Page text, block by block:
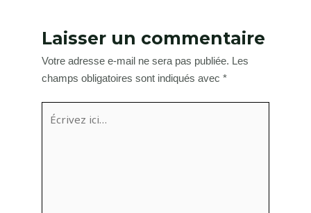
Laisser un commentaire
Votre adresse e-mail ne sera pas publiée. Les
champs obligatoires sont indiqués avec *
ici…